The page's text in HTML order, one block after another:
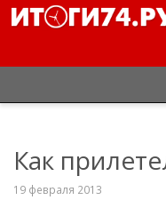
Как
19 февраля 2013